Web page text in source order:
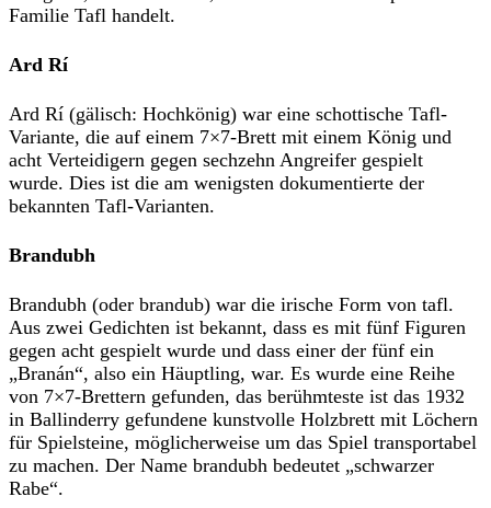
Familie Tafl handelt.
Ard Rí
Ard Rí (gälisch: Hochkönig) war eine schottische Tafl-
Variante, die auf einem 7×7-Brett mit einem König und
acht Verteidigern gegen sechzehn Angreifer gespielt
wurde. Dies ist die am wenigsten dokumentierte der
bekannten Tafl-Varianten.
Brandubh
Brandubh (oder brandub) war die irische Form von tafl.
Aus zwei Gedichten ist bekannt, dass es mit fünf Figuren
gegen acht gespielt wurde und dass einer der fünf ein
„Branán“, also ein Häuptling, war. Es wurde eine Reihe
von 7×7-Brettern gefunden, das berühmteste ist das 1932
in Ballinderry gefundene kunstvolle Holzbrett mit Löchern
für Spielsteine, möglicherweise um das Spiel transportabel
zu machen. Der Name brandubh bedeutet „schwarzer
Rabe“.